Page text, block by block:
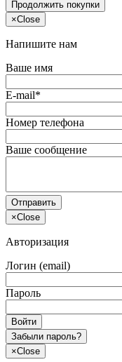
Продолжить покупки
×Close
Напишите нам
Ваше имя
E-mail*
Номер телефона
Ваше сообщение
Отправить
×Close
Авторизация
Логин (email)
Пароль
Войти
Забыли пароль?
×Close